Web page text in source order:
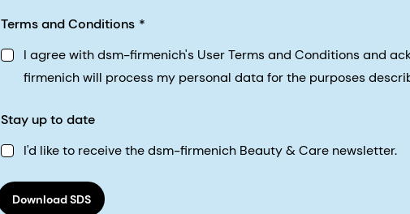
Terms and Conditions
I agree with dsm-firmenich's User Terms and Conditions and
firmenich will process my personal data for the purposes
Stay up to date
I'd like to receive the dsm-firmenich Beauty & Care newsletter.
Download SDS